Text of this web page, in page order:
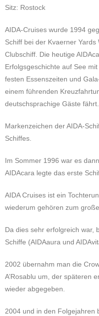
Sitz: Rostock
AIDA-Cruises wurde 1994
Schiff bei der Kvaerner Yards
Clubschiff. Die heutige
Erfolgsgeschichte auf See
festen Essenszeiten und
einem führenden
deutschsprachige Gäste fährt.
Markenzeichen der AIDA-
Schiffes.
Im Sommer 1996 war es
AIDAcara legte das erste
AIDA Cruises ist ein
wiederum gehören zum
Da dies sehr erfolgreich war,
Schiffe (AIDAaura und
2002 übernahm man die
A’Rosablu um, der späteren
wieder abgegeben.
2004 und in den Folgejahren